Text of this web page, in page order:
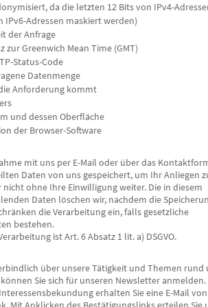
da die letzten 12 Bits von IPv4-
IPv6-Adressen maskiert werden)
der Anfrage
zur Greenwich Mean Time (GMT)
Status-Code
Datenmenge
Anforderung kommt
und dessen Oberfläche
der Browser-Software
mit uns per E-Mail oder über das
Daten von uns gespeichert, um Ihr Anliegen
nicht ohne Ihre Einwilligung weiter. Die in diesem
Daten löschen wir, nachdem die
die Verarbeitung ein, falls gesetzliche
bestehen.
ist Art. 6 Absatz 1 lit. a) DSGVO.
über unsere Tätigkeit und Themen rund
Sie sich für unseren Newsletter anmelden.
erhalten Sie eine E-Mail